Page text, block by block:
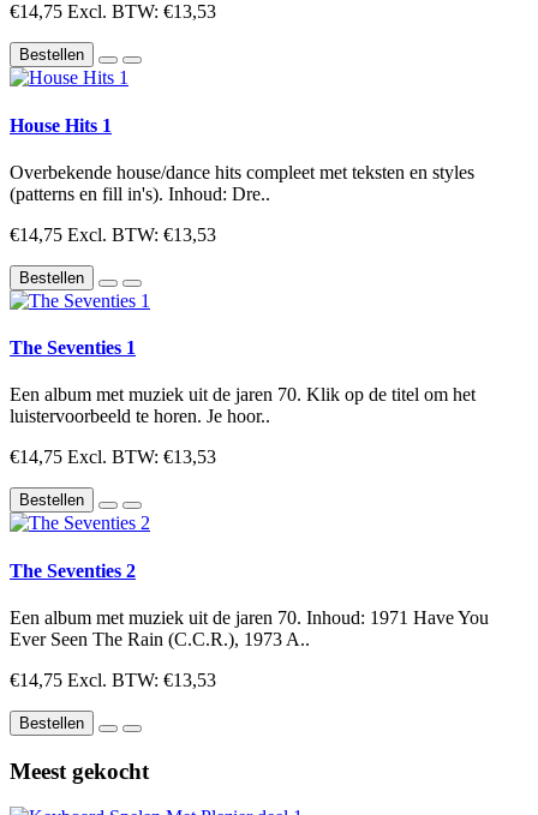
€14,75 Excl. BTW: €13,53
Bestellen
House Hits 1
Overbekende house/dance hits compleet met teksten en styles
(patterns en fill in's). Inhoud: Dre..
€14,75 Excl. BTW: €13,53
Bestellen
The Seventies 1
Een album met muziek uit de jaren 70. Klik op de titel om het
luistervoorbeeld te horen. Je hoor..
€14,75 Excl. BTW: €13,53
Bestellen
The Seventies 2
Een album met muziek uit de jaren 70. Inhoud: 1971 Have You
Ever Seen The Rain (C.C.R.), 1973 A..
€14,75 Excl. BTW: €13,53
Bestellen
Meest gekocht